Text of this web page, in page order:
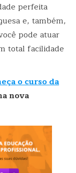
perfeita
e, também,
pode atuar
total facilidade
o curso da
nova